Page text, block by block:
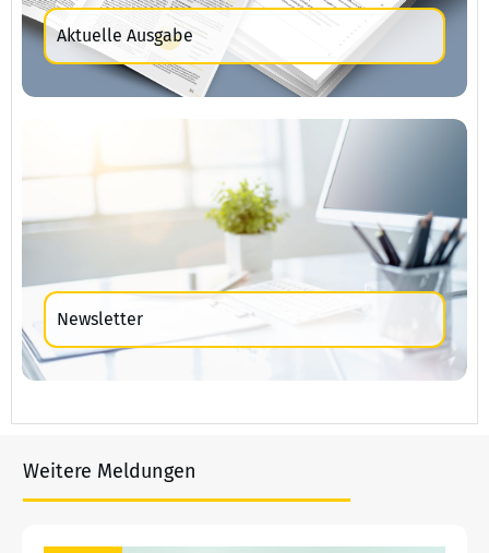
Aktuelle Ausgabe
Newsletter
Weitere Meldungen